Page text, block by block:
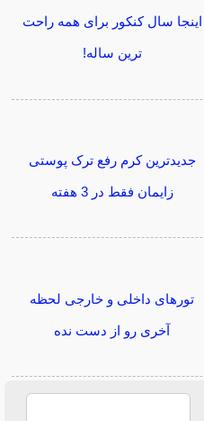
اینجا سال کنکور برای همه راحت
ترین ساله!
جدیدترین کرم رفع ترک پوستی
زایمان فقط در 3 هفته
تورهای داخلی و خارجی لحظه
آخری رو از دست نده